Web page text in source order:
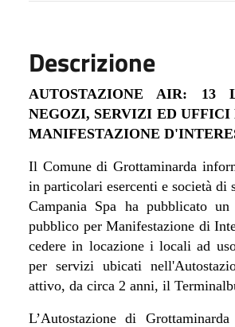
Descrizione
AUTOSTAZIONE AIR: 13
NEGOZI, SERVIZI ED
MANIFESTAZIONE
Il Comune di Grottaminarda
in particolari esercenti e società di
Campania Spa ha pubblicato
pubblico per Manifestazione di
cedere in locazione i locali ad
per servizi ubicati
attivo, da circa 2 anni, il
L’Autostazione di